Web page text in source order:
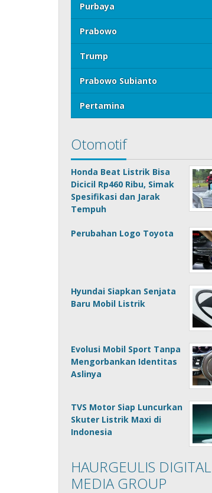
Purbaya
Prabowo
Trump
Prabowo Subianto
Pertamina
Otomotif
Honda Beat Listrik Bisa
Dicicil Rp460 Ribu, Simak
Spesifikasi dan Jarak
Tempuh
Perubahan Logo Toyota
Hyundai Siapkan Senjata
Baru Mobil Listrik
Evolusi Mobil Sport Tanpa
Mengorbankan Identitas
Aslinya
TVS Motor Siap Luncurkan
Skuter Listrik Maxi di
Indonesia
HAURGEULIS DIGITAL
MEDIA GROUP